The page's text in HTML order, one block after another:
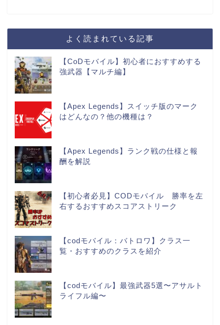
よく読まれている記事
【CoDモバイル】初心者におすすめする
強武器【マルチ編】
【Apex Legends】スイッチ版のマーク
はどんなの？他の機種は？
【Apex Legends】ランク戦の仕様と報
酬を解説
【初心者必見】CODモバイル 勝率を左
右するおすすめスコアストリーク
【codモバイル：バトロワ】クラス一
覧・おすすめのクラスを紹介
【codモバイル】最強武器5選〜アサルト
ライフル編〜